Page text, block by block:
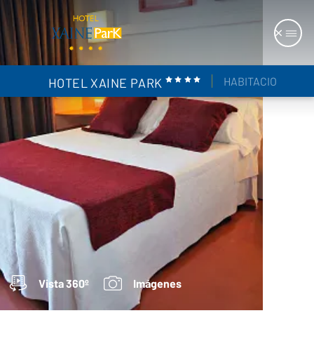
Vista 360º Imágenes
HOTEL XAINE PARK HABITACIONES